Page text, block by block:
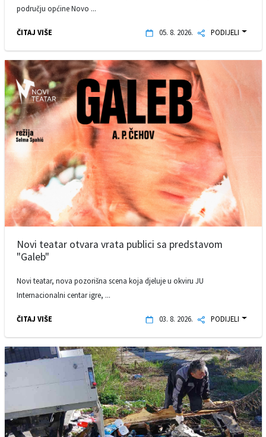
području općine Novo ...
ČITAJ VIŠE 05. 8. 2026. PODIJELI
Novi teatar otvara vrata publici sa predstavom
"Galeb"
Novi teatar, nova pozorišna scena koja djeluje u okviru JU
Internacionalni centar igre, ...
ČITAJ VIŠE 03. 8. 2026. PODIJELI